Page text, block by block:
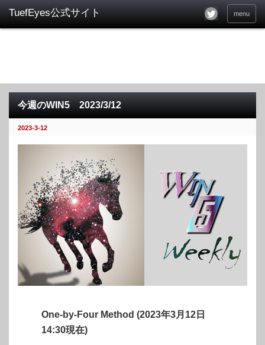
menu
今週のWIN5 2023/3/12
2023-3-12
One-by-Four Method (2023年3月12日
14:30現在)